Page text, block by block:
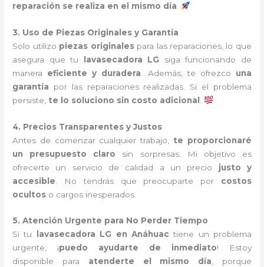
reparación se realiza en el mismo día
3. Uso de Piezas Originales y Garantía
Solo utilizo piezas originalespara las reparaciones, lo que
asegura que tu
lavasecadora LG siga funcionando de
manera eficiente y duradera . Además, te ofrezco una
garantía por las reparaciones realizadas. Si el problema
persiste, te lo soluciono sin costo adicional
4. Precios Transparentes y Justos
Antes de comenzar cualquier trabajo, te proporcionaré
un presupuesto claro sin sorpresas. Mi objetivo es
ofrecerte un servicio de calidad a un precio justo y
accesible . No tendrás que preocuparte por costos
ocultos o cargos inesperados.
5. Atención Urgente para No Perder Tiempo
Si tu
lavasecadora LG en Anáhuac tiene un problema
urgente, ¡puedo ayudarte de inmediato! Estoy
disponible para atenderte el mismo día, porque